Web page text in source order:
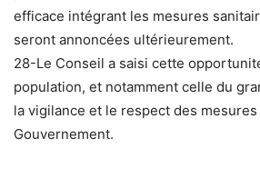
efficace intégrant les mesures
seront annoncées ultérieurement.
28-Le Conseil a saisi cette
population, et notamment celle du
la vigilance et le respect des
Gouvernement.